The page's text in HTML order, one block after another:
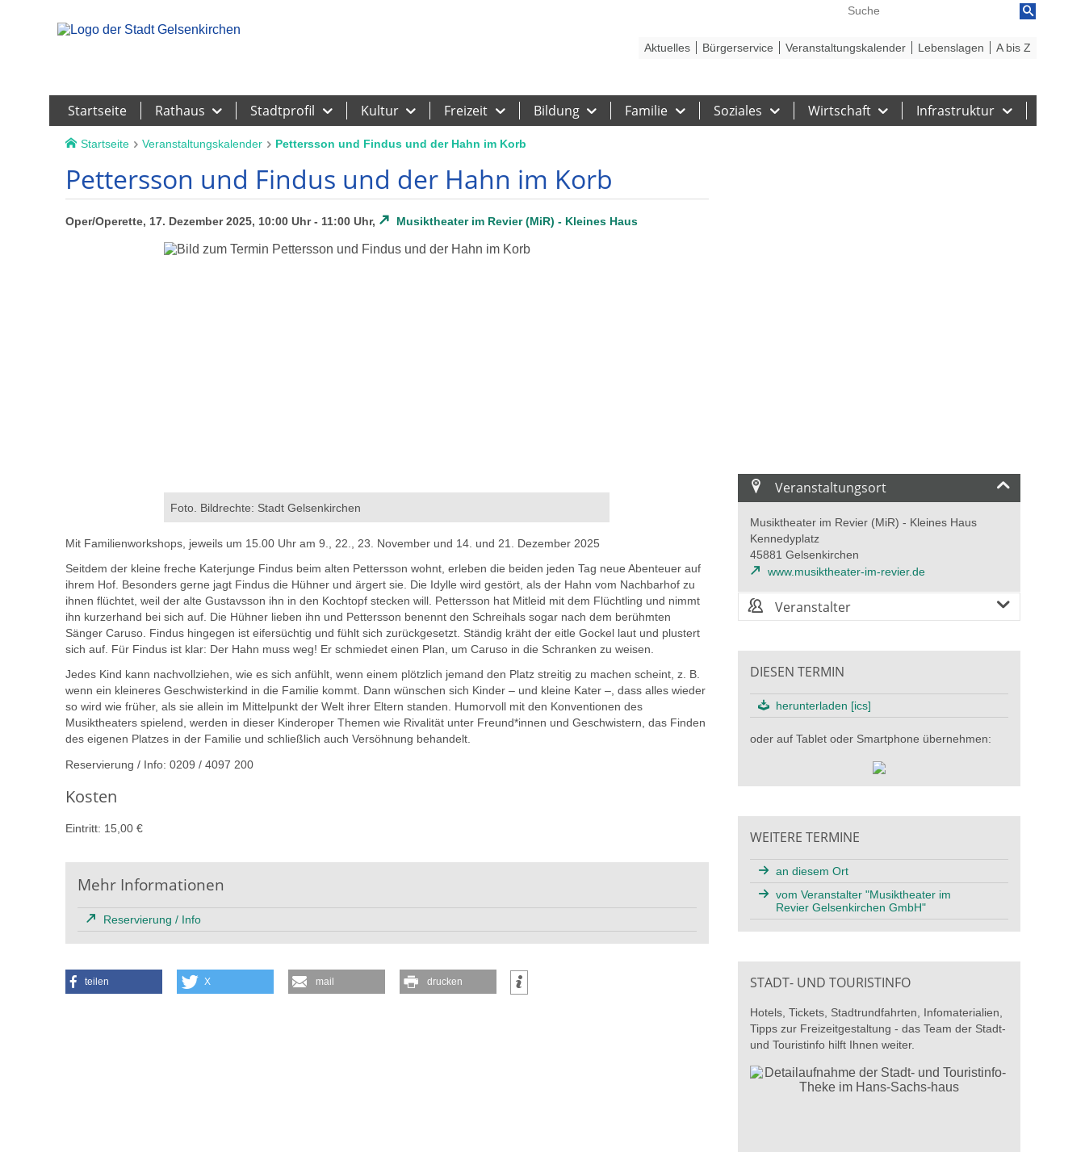
Startseite Rathaus Stadtprofil Kultur Freizeit Bildung Familie Soziales Wirtschaft Infrastruktur
Aktuelles Bürgerservice Veranstaltungskalender Lebenslagen A bis Z
Startseite Veranstaltungskalender Pettersson und Findus und der Hahn im Korb
Pettersson und Findus und der Hahn im Korb
Oper/Operette, 17. Dezember 2025, 10:00 Uhr - 11:00 Uhr, Musiktheater im Revier (MiR) - Kleines Haus
Foto. Bildrechte: Stadt Gelsenkirchen
Mit Familienworkshops, jeweils um 15.00 Uhr am 9., 22., 23. November und 14. und 21. Dezember 2025
Seitdem der kleine freche Katerjunge Findus beim alten Pettersson wohnt, erleben die beiden jeden Tag neue Abenteuer auf
ihrem Hof. Besonders gerne jagt Findus die Hühner und ärgert sie. Die Idylle wird gestört, als der Hahn vom Nachbarhof zu
ihnen flüchtet, weil der alte Gustavsson ihn in den Kochtopf stecken will. Pettersson hat Mitleid mit dem Flüchtling und nimmt
ihn kurzerhand bei sich auf. Die Hühner lieben ihn und Pettersson benennt den Schreihals sogar nach dem berühmten
Sänger Caruso. Findus hingegen ist eifersüchtig und fühlt sich zurückgesetzt. Ständig kräht der eitle Gockel laut und plustert
sich auf. Für Findus ist klar: Der Hahn muss weg! Er schmiedet einen Plan, um Caruso in die Schranken zu weisen.
Jedes Kind kann nachvollziehen, wie es sich anfühlt, wenn einem plötzlich jemand den Platz streitig zu machen scheint, z. B.
wenn ein kleineres Geschwisterkind in die Familie kommt. Dann wünschen sich Kinder – und kleine Kater –, dass alles wieder
so wird wie früher, als sie allein im Mittelpunkt der Welt ihrer Eltern standen. Humorvoll mit den Konventionen des
Musiktheaters spielend, werden in dieser Kinderoper Themen wie Rivalität unter Freund*innen und Geschwistern, das Finden
des eigenen Platzes in der Familie und schließlich auch Versöhnung behandelt.
Reservierung / Info: 0209 / 4097 200
Kosten
Eintritt: 15,00 €
Mehr Informationen
Reservierung / Info
teilen X mail drucken
Veranstaltungsort
Musiktheater im Revier (MiR) - Kleines Haus
Kennedyplatz
45881 Gelsenkirchen
www.musiktheater-im-revier.de
Veranstalter
DIESEN TERMIN
herunterladen [ics]
oder auf Tablet oder Smartphone übernehmen:
WEITERE TERMINE
an diesem Ort
vom Veranstalter "Musiktheater im
Revier Gelsenkirchen GmbH"
STADT- UND TOURISTINFO
Hotels, Tickets, Stadtrundfahrten, Infomaterialien,
Tipps zur Freizeitgestaltung - das Team der Stadt-
und Touristinfo hilft Ihnen weiter.